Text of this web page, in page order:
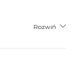
Rozwiń